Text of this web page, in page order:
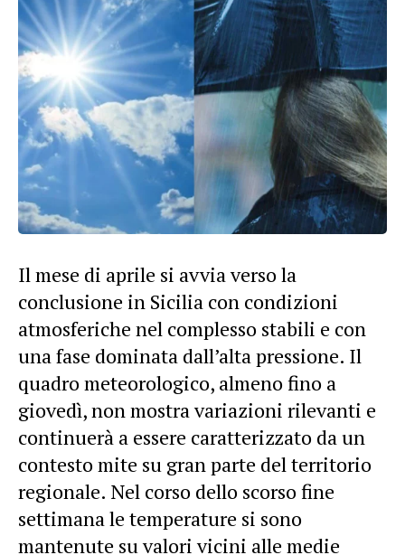
Il mese di aprile si avvia verso la
conclusione in Sicilia con condizioni
atmosferiche nel complesso stabili e con
una fase dominata dall’alta pressione. Il
quadro meteorologico, almeno fino a
giovedì, non mostra variazioni rilevanti e
continuerà a essere caratterizzato da un
contesto mite su gran parte del territorio
regionale. Nel corso dello scorso fine
settimana le temperature si sono
mantenute su valori vicini alle medie